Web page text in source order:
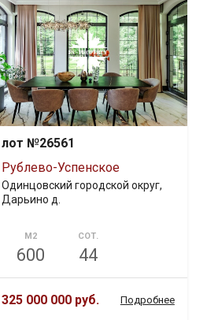
лот №26561
Рублево-Успенское
Одинцовский городской округ,
Дарьино д.
М2
600
СОТ.
44
325 000 000 руб. Подробнее